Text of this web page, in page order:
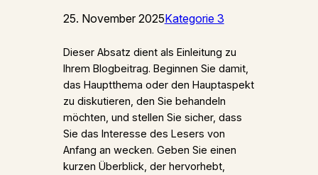
25. November 2025Kategorie 3
Dieser Absatz dient als Einleitung zu
Ihrem Blogbeitrag. Beginnen Sie damit,
das Hauptthema oder den Hauptaspekt
zu diskutieren, den Sie behandeln
möchten, und stellen Sie sicher, dass
Sie das Interesse des Lesers von
Anfang an wecken. Geben Sie einen
kurzen Überblick, der hervorhebt,